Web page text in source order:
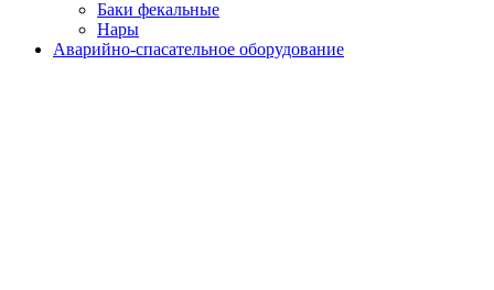
Баки фекальные
Нары
Аварийно-спасательное оборудование